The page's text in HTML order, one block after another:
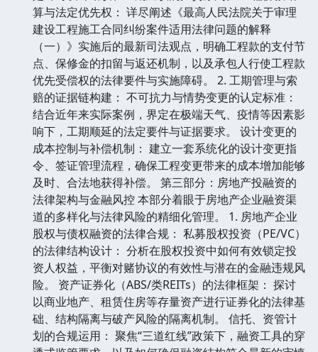
算与法定优先权： 详尽阐述《最高人民法院关于审理
建设工程施工合同纠纷案件适用法律问题的解释
（一）》实施后的最新司法观点，明确工程款的支付节
点、保修金的扣留与返还机制，以及承包人行使工程款
优先受偿权的法律要件与实施障碍。 2. 工期管理与索
赔的证据链构建： 不可抗力与情势变更的认定标准：
结合近年来实际案例，界定在极端天气、疫情等因素影
响下，工期顺延的法定要件与证据要求。 设计变更的
成本控制与补偿机制： 建立一套系统化的设计变更指
令、签证管理流程，确保工程变更带来的成本增加能够
及时、合法地获得补偿。 第三部分：房地产投融资的
法律架构与金融风控 本部分着眼于房地产企业融资渠
道的多样化与法律风险的精细化管理。 1. 房地产企业
股权与债权融资的法律合规： 私募股权投资（PE/VC）
的法律结构设计： 分析在股权投资中如何有效锁定投
资人权益，平衡对赌协议的有效性与潜在的金融违规风
险。 资产证券化（ABS/类REITs）的法律框架： 探讨
以商业地产、租赁住房等存量资产进行证券化的法律基
础、结构隔离与破产风险的隔离机制。 信托、资管计
划的合规运用： 聚焦“三道红线”政策下，融资工具的穿